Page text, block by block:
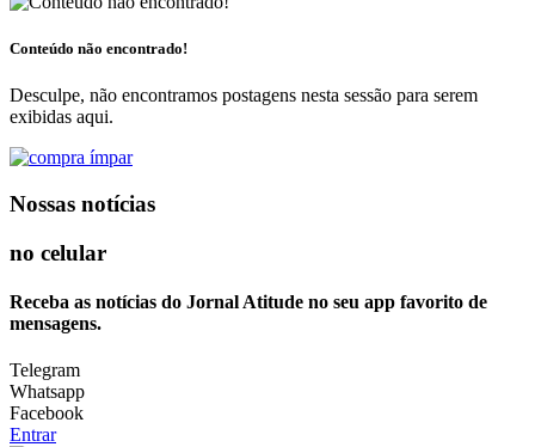
Conteúdo não encontrado!
Desculpe, não encontramos postagens nesta sessão para serem
exibidas aqui.
Nossas notícias
no celular
Receba as notícias do Jornal Atitude no seu app favorito de
mensagens.
Telegram
Whatsapp
Facebook
Entrar